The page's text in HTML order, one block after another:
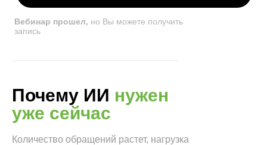
Вебинар прошел, но Вы можете получить
запись
Почему ИИ нужен
уже сейчас
Количество обращений растет, нагрузка